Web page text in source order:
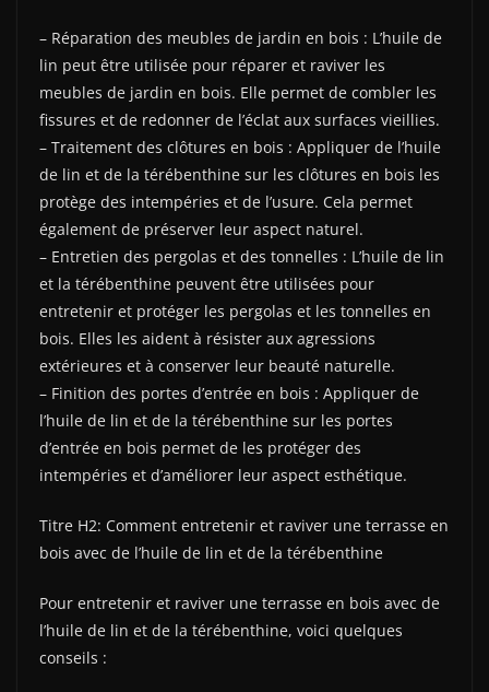
– Réparation des meubles de jardin en bois : L’huile de
lin peut être utilisée pour réparer et raviver les
meubles de jardin en bois. Elle permet de combler les
fissures et de redonner de l’éclat aux surfaces vieillies.
– Traitement des clôtures en bois : Appliquer de l’huile
de lin et de la térébenthine sur les clôtures en bois les
protège des intempéries et de l’usure. Cela permet
également de préserver leur aspect naturel.
– Entretien des pergolas et des tonnelles : L’huile de lin
et la térébenthine peuvent être utilisées pour
entretenir et protéger les pergolas et les tonnelles en
bois. Elles les aident à résister aux agressions
extérieures et à conserver leur beauté naturelle.
– Finition des portes d’entrée en bois : Appliquer de
l’huile de lin et de la térébenthine sur les portes
d’entrée en bois permet de les protéger des
intempéries et d’améliorer leur aspect esthétique.
Titre H2: Comment entretenir et raviver une terrasse en
bois avec de l’huile de lin et de la térébenthine
Pour entretenir et raviver une terrasse en bois avec de
l’huile de lin et de la térébenthine, voici quelques
conseils :